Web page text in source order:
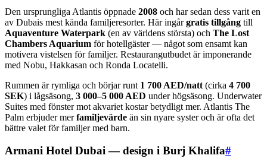
Den ursprungliga Atlantis öppnade 2008 och har sedan dess varit en
av Dubais mest kända familjeresorter. Här ingårgratis tillgång till
Aquaventure Waterpark (en av världens största) och The Lost
Chambers Aquarium för hotellgäster — något som ensamt kan
motivera vistelsen för familjer. Restaurangutbudet är imponerande
med Nobu, Hakkasan och Ronda Locatelli.
Rummen är rymliga och börjar runt 1 700 AED/natt (cirka 4 700
SEK) i lågsäsong, 3 000–5 000 AED under högsäsong. Underwater
Suites med fönster mot akvariet kostar betydligt mer. Atlantis The
Palm erbjuder merfamiljevärde än sin nyare syster och är ofta det
bättre valet för familjer med barn.
Armani Hotel Dubai — design i Burj Khalifa#